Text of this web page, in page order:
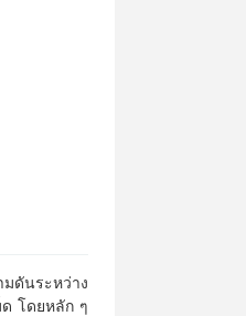
ดันระหว่าง
ด โดยหลัก ๆ